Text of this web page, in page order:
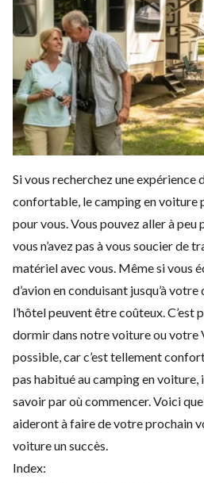
Si vous recherchez une
confortable, le camping en voiture
pour vous. Vous pouvez aller à peu
vous n’avez pas à vous soucier de
matériel avec vous. Même si vous
d’avion en conduisant jusqu’à
l’hôtel peuvent être coûteux. C’est
dormir dans notre voiture ou votre
possible, car c’est tellement
pas habitué au camping en
savoir par où commencer. Voici
aideront à faire de votre prochain
voiture un succès.
Index: